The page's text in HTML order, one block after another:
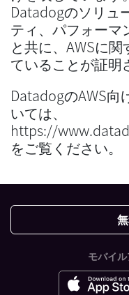
Datadogのソリュ
ティ、パフォーマ
と共に、AWSに
ていることが証明
DatadogのAWS向
いては、
https://
をご覧ください。
モバイ